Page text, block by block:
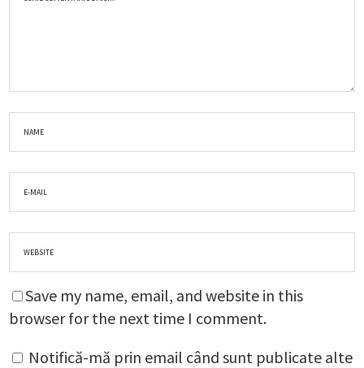
Save my name, email, and website in this
browser for the next time I comment.
Notifică-mă prin email când sunt publicate alte